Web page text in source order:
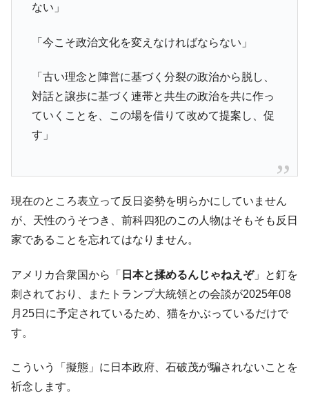
ない」
「今こそ政治文化を変えなければならない」
「古い理念と陣営に基づく分裂の政治から脱し、
対話と譲歩に基づく連帯と共生の政治を共に作っ
ていくことを、この場を借りて改めて提案し、促
す」
現在のところ表立って反日姿勢を明らかにしていません
が、天性のうそつき、前科四犯のこの人物はそもそも反日
家であることを忘れてはなりません。
アメリカ合衆国から「 日本と揉めるんじゃねえぞ」と釘を
刺されており、またトランプ大統領との会談が2025年08
月25日に予定されているため、猫をかぶっているだけで
す。
こういう「擬態」に日本政府、石破茂が騙されないことを
祈念します。